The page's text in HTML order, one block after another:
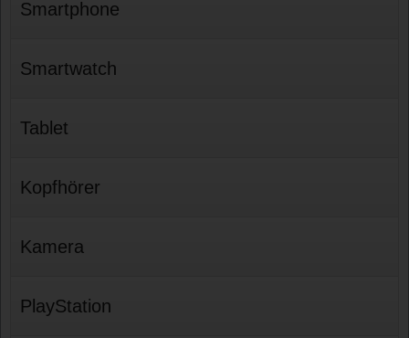
Smartphone
Smartwatch
Tablet
Kopfhörer
Kamera
PlayStation